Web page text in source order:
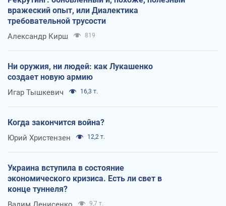
вражеский опыт, или Диалектика
требовательной трусости
Александр Кирш 819
Ни оружия, ни людей: как Лукашенко
создает новую армию
Игар Тышкевич 16,3 т.
Когда закончится война?
Юрий Христензен 12,2 т.
Украина вступила в состояние
экономического кризиса. Есть ли свет в
конце туннеля?
9,7 т.